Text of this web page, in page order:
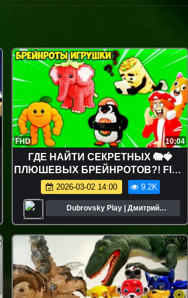
FHD 10:04
ГДЕ НАЙТИ СЕКРЕТНЫХ 🐘🍓
ПЛЮШЕВЫХ БРЕЙНРОТОВ?! FIND
the PLUSHIE BRAINROT - №2 в
ROBLOX
2026-03-02 14:00 9.2K
Dubrovsky Play | Дмитрий
Дубровский